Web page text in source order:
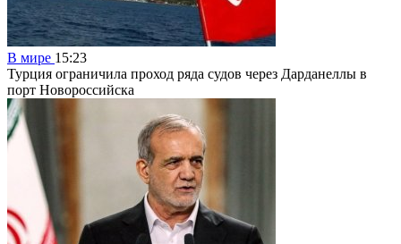
В мире 15:23
Турция ограничила проход ряда судов через Дарданеллы в
порт Новороссийска